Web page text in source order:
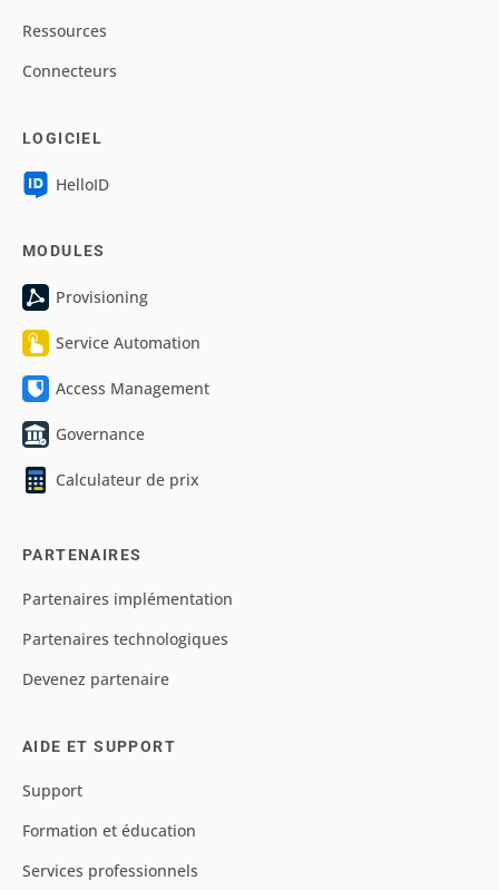
Ressources
Connecteurs
LOGICIEL
HelloID
MODULES
Provisioning
Service Automation
Access Management
Governance
Calculateur de prix
PARTENAIRES
Partenaires implémentation
Partenaires technologiques
Devenez partenaire
AIDE ET SUPPORT
Support
Formation et éducation
Services professionnels